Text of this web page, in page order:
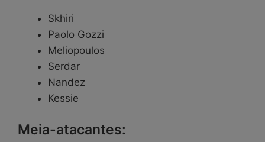
Skhiri
Paolo Gozzi
Meliopoulos
Serdar
Nandez
Kessie
Meia-atacantes: